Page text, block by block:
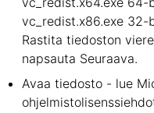
vc_redist.x86.exe
Rastita tiedoston
napsauta Seuraava.
Avaa tiedosto - lue